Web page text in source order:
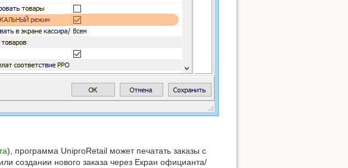
), программа UniproRetail может печатать заказы с
создании нового заказа через Екран официанта/